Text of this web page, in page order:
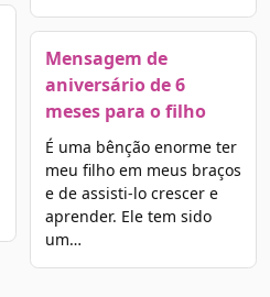
Mensagem de
aniversário de 6
meses para o filho
É uma bênção enorme ter
meu filho em meus braços
e de assisti-lo crescer e
aprender. Ele tem sido
um…